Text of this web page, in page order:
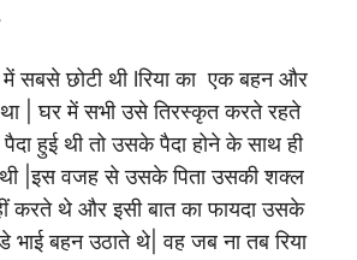
में सबसे छोटी थी lरिया का एक बहन और
| घर में सभी उसे तिरस्कृत करते रहते
हुई थी तो उसके पैदा होने के साथ ही
|इस वजह से उसके पिता उसकी शक्ल
करते थे और इसी बात का फायदा उसके
बहन उठाते थे| वह जब ना तब रिया